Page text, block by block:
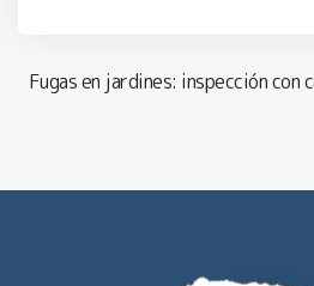
Fugas en jardines: inspección